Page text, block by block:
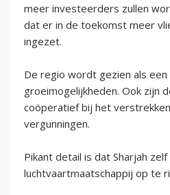
meer investeerders zullen
dat er in de toekomst meer
ingezet.
De regio wordt gezien als
groeimogelijkheden. Ook zijn
coöperatief bij het
vergunningen.
Pikant detail is dat Sharjah
luchtvaartmaatschappij op te